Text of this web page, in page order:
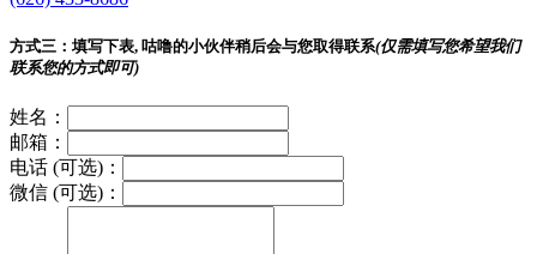
方式三： 填写下表, 咕噜的小伙伴稍后会与您取得联系(仅需填写您希望我们
联系您的方式即可)
姓名：
邮箱：
电话 (可选)：
微信 (可选)：